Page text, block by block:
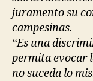
juramento su
campesinas.
“Es una
permita evocar
no suceda lo